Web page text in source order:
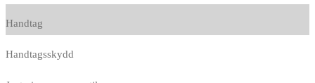
Handtag
Handtagsskydd